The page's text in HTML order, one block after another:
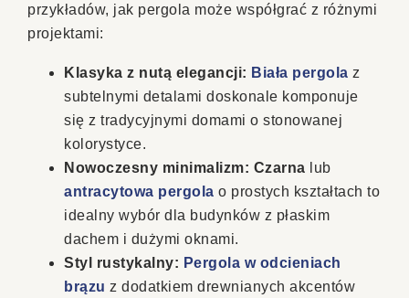
przykładów, jak pergola może współgrać z różnymi
projektami:
Klasyka z nutą elegancji: Biała pergola z
subtelnymi detalami doskonale komponuje
się z tradycyjnymi domami o stonowanej
kolorystyce.
Nowoczesny minimalizm: Czarna lub
antracytowa pergola o prostych kształtach to
idealny wybór dla budynków z płaskim
dachem i dużymi oknami.
Styl rustykalny: Pergola w odcieniach
brązu z dodatkiem drewnianych akcentów